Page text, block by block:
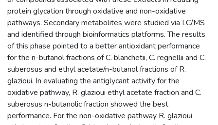
protein glycation through oxidative and non-oxidative
pathways. Secondary metabolites were studied via LC/MS
and identified through bioinformatics platforms. The results
of this phase pointed to a better antioxidant performance
for the n-butanol fractions of C. blanchetii, C. regnellii and C.
suberosus and ethyl acetate/n-butanol fractions of R.
glazioui. In evaluating the antiglycant activity for the
oxidative pathway, R. glazioui ethyl acetate fraction and C.
suberosus n-butanolic fraction showed the best
performance. For the non-oxidative pathway R. glazioui